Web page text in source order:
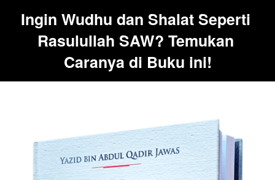
Ingin Wudhu dan Shalat Seperti
Rasulullah SAW? Temukan
Caranya di Buku ini!